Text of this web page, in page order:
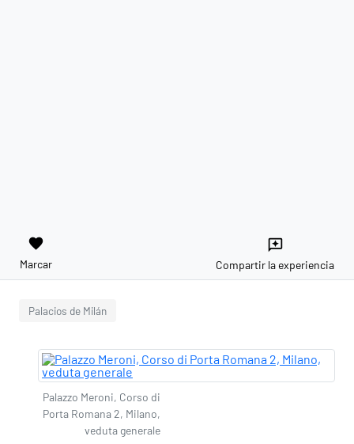
favorite
Marcar
reviews
Compartir la experiencia
Palacios de Milán
Palazzo Meroni, Corso di
Porta Romana 2, Milano,
veduta generale